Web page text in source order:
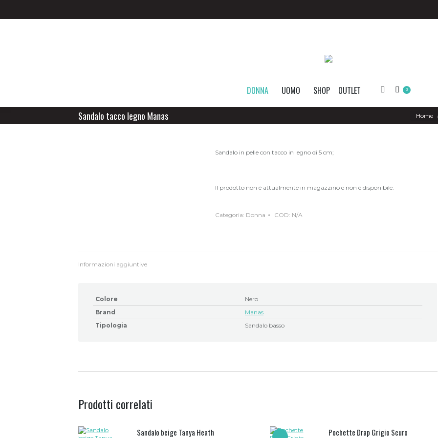
DONNA UOMO SHOP OUTLET Search: 0
Sandalo tacco legno Manas You are
Home
Sandalo in pelle con tacco in legno di 5 cm;
Il prodotto non è attualmente in magazzino e non è disponibile.
Categoria: Donna COD: N/A
Informazioni aggiuntive
Colore
Nero
Brand
Manas
Tipologia
Sandalo basso
Prodotti correlati
Sandalo beige Tanya Heath Pochette Drap Grigio Scuro